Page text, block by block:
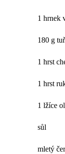
1 hrnek
180 g
1 hrst
1 hrst
1 lžíce
sůl
mletý